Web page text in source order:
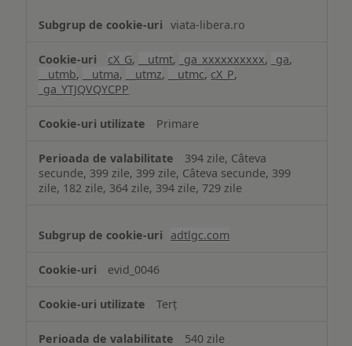
viata-libera.ro
cX_G, __utmt, _ga_xxxxxxxxxx, _ga,
__utmb, __utma, __utmz, __utmc, cX_P,
_ga_YTJQVQYCPP
Primare
394 zile, Câteva
secunde, 399 zile, 399 zile, Câteva secunde, 399
zile, 182 zile, 364 zile, 394 zile, 729 zile
adtlgc.com
evid_0046
Terț
540 zile